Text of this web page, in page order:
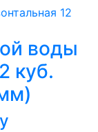
воды
куб.